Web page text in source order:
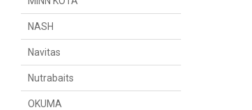
NASH
Navitas
Nutrabaits
OKUMA